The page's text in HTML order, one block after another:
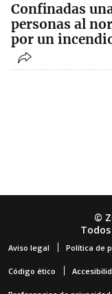
Confinadas
personas al
por un
©
Aviso legal Política de
Código ético